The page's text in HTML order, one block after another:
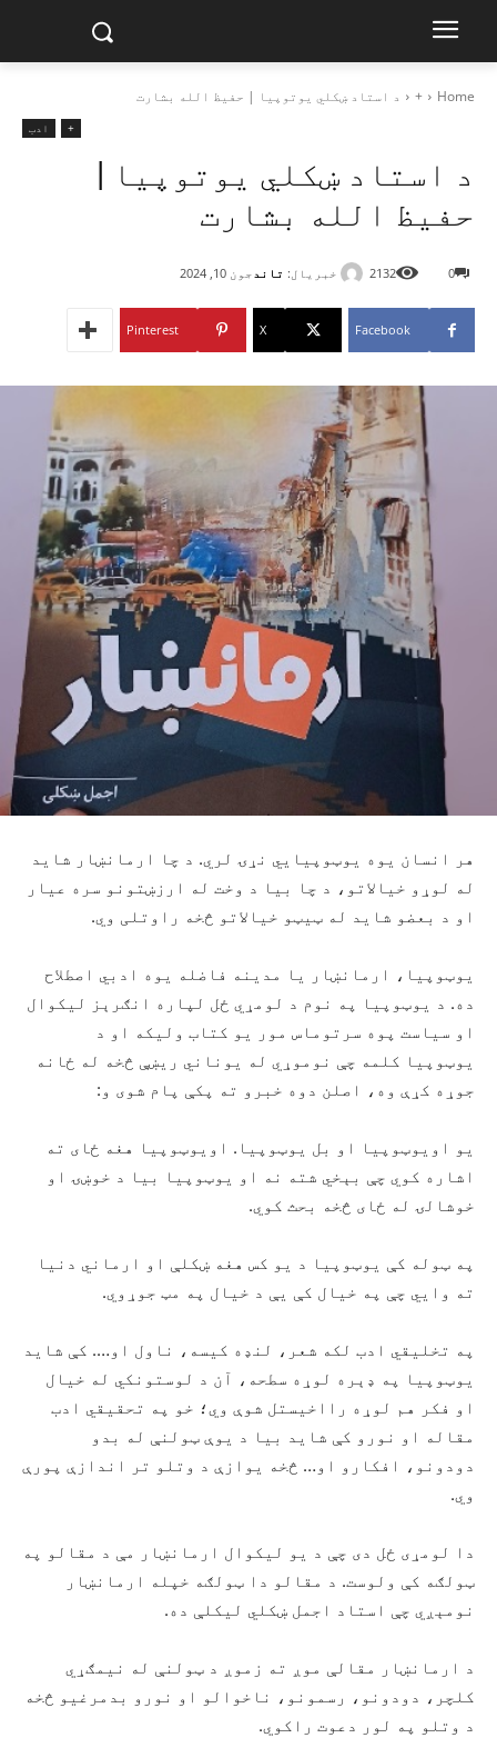
Home
+ د استاد ښکلي یوتوپیا | حفیظ الله بشارت‎
+ ادب
د استاد ښکلي یوتوپیا |
حفیظ الله بشارت‎
خبریال: تاند جون 10, 2024 0
2132
Facebook
X
Pinterest
هر انسان یوه یوټوپیایي نړۍ لري. د چا ارمانښار شاید
له لوړو خیالاتو، د چا بيا د وخت له ارزښتونو سره عیار
او د بعضو شاید له ټيټو خیالاتو څخه راوتلی وي.
یوټوپیا، ارمانښار یا مدينه فاضله یوه ادبي اصطلاح
ده. د یوټوپیا په نوم د لومړي ځل لپاره انګرېز لیکوال
او سیاست پوه سرتوماس مور یو کتاب ولیکه او د
یوټوپیا کلمه چې نوموړي له يوناني ريښې څخه له ځانه
جوړه کړې وه، اصلن دوه خبرو ته پکې پام شوی و:
یو اویوټوپیا او بل یوټوپیا. اویوټوپیا هغه ځای ته
اشاره کوي چې بېخي شته نه او یوټوپیا بیا د خوښۍ او
خوشالۍ له ځای څخه بحث کوي.
په ټوله کې یوټوپیا د يو کس هغه ښکلې او ارماني دنیا
ته وايي چې په خیال کې یې د خیال په مټ جوړوي.
په تخلیقي ادب لکه شعر، لنډه کیسه، ناول او…. کې شاید
یوټوپیا په ډېره لوړه سطحه، آن د لوستونکي له خیال
او فکر هم لوړه رااخيستل شوې وي؛ خو په تحقيقي ادب
مقاله او نورو کې شاید بیا د یوې ټولنې له بدو
دودونو، افکارو او… څخه یوازې د وتلو تر اندازې پورې
وي.
دا لومړی ځل دی چې د یو لیکوال ارمانښار مې د مقالو په
ټولګه کې ولوست. د مقالو دا ټولګه خپله ارمانښار
نومېږي چې استاد اجمل ښکلي ليکلې ده.
د ارمانښار مقالې موږ ته زموږ د ټولنې له نیمګړي
کلچر، دودونو، رسمونو، ناخوالو او نورو بدمرغيو څخه
د وتلو په لور دعوت راکوي.